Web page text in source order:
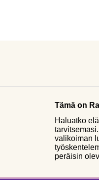
Tämä on
Haluatko
valikoiman
peräisin